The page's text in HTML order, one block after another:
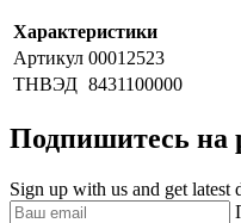
Характеристики
Артикул 00012523
ТНВЭД 8431100000
Подпишитесь на
Sign up with us and get latest